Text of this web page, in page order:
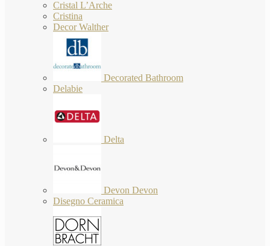
Cristal L’Arche
Cristina
Decor Walther
Decorated Bathroom
Delabie
Delta
Devon Devon
Disegno Ceramica